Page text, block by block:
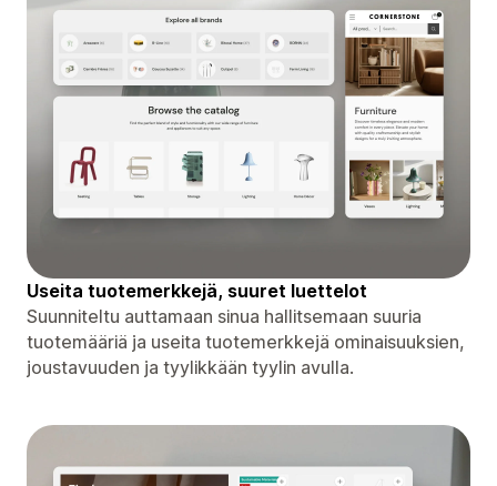
Useita tuotemerkkejä, suuret luettelot
Suunniteltu auttamaan sinua hallitsemaan suuria
tuotemääriä ja useita tuotemerkkejä ominaisuuksien,
joustavuuden ja tyylikkään tyylin avulla.